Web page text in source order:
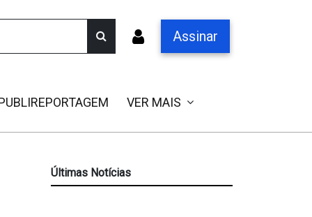
Assinar
VER MAIS
Últimas Notícias